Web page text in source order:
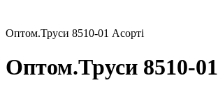
Оптом.Труси 8510-01 Асорті
Оптом.Труси 8510-01